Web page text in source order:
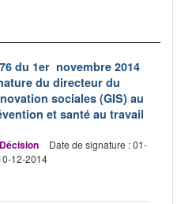
du 1er novembre 2014
du directeur du
sociales (GIS) au
et santé au travail
Décision
Date de signature : 01-
12-2014